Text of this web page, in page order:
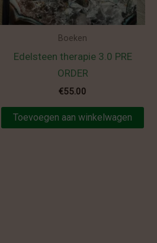
Boeken
Edelsteen therapie 3.0 PRE
ORDER
€55.00
Toevoegen aan winkelwagen